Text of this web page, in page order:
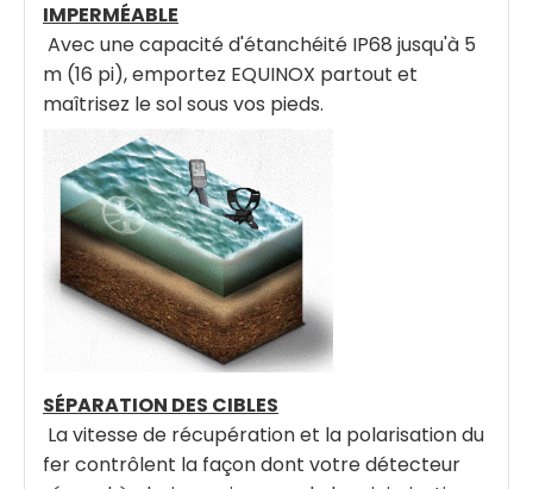
IMPERMÉABLE
Avec une capacité d'étanchéité IP68 jusqu'à 5
m (16 pi), emportez EQUINOX partout et
maîtrisez le sol sous vos pieds.
SÉPARATION DES CIBLES
La vitesse de récupération et la polarisation du
fer contrôlent la façon dont votre détecteur